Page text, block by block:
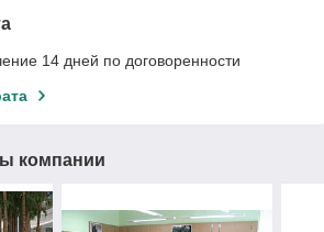
14 дней по договоренности
компании